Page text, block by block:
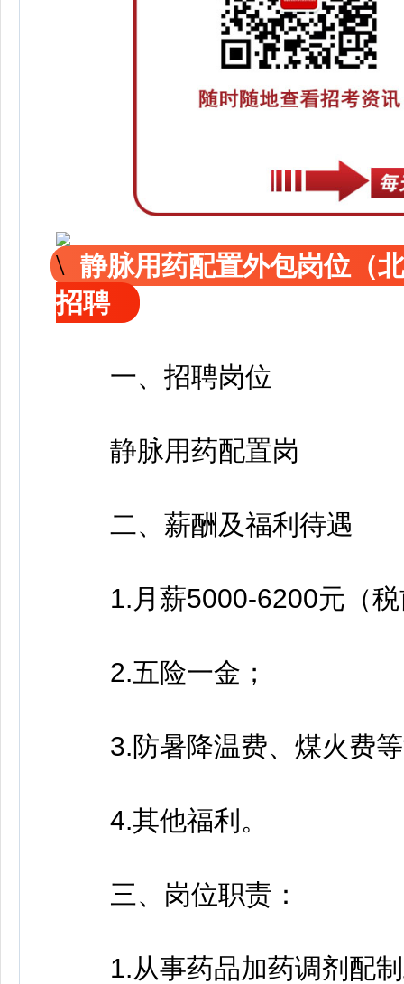
静脉用药配置外包岗位（
招聘
一、招聘岗位
静脉用药配置岗
二、薪酬及福利待遇
1.月薪5000-6200元（税
2.五险一金；
3.防暑降温费、煤火费等
4.其他福利。
三、岗位职责：
1.从事药品加药调剂配制